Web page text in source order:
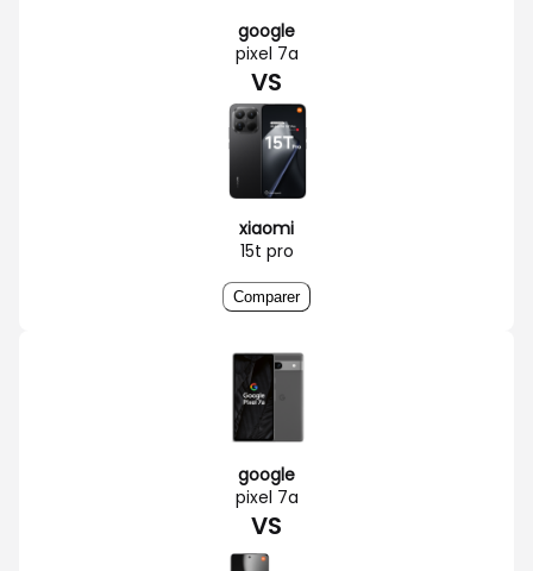
google
pixel 7a
VS
xiaomi
15t pro
Comparer
google
pixel 7a
VS